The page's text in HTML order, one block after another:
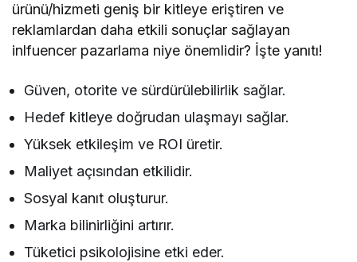
ürünü/hizmeti geniş bir kitleye eriştiren ve
reklamlardan daha etkili sonuçlar sağlayan
inlfuencer pazarlama niye önemlidir? İşte yanıtı!
Güven, otorite ve sürdürülebilirlik sağlar.
Hedef kitleye doğrudan ulaşmayı sağlar.
Yüksek etkileşim ve ROI üretir.
Maliyet açısından etkilidir.
Sosyal kanıt oluşturur.
Marka bilinirliğini artırır.
Tüketici psikolojisine etki eder.